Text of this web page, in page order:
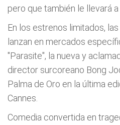
pero que también le llevará
En los estrenos limitados,
lanzan en mercados
"Parasite", la nueva y
director surcoreano Bong
Palma de Oro en la última
Cannes.
Comedia convertida en